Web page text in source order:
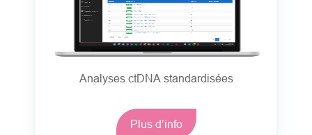
Analyses ctDNA standardisées
Plus d’info